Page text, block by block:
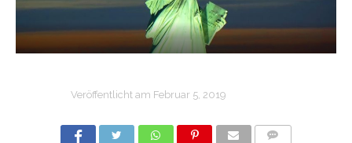
Veröffentlicht am Februar 5, 2019